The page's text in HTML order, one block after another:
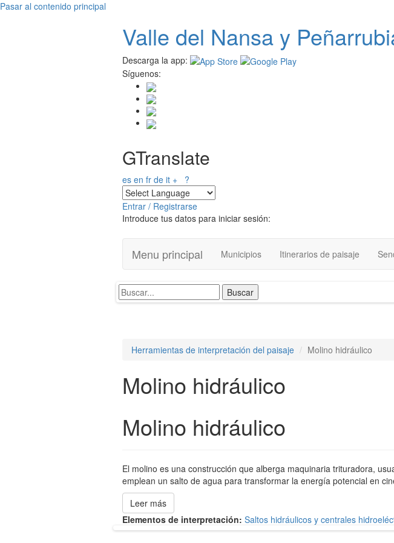
Pasar al contenido principal
Valle del Nansay
Descarga la app:
Síguenos:
GTranslate
es en fr de it + ?
Entrar / Registrarse
Introduce tus datos para iniciar sesión:
Menu principal Municipios Itinerarios de paisaje
Herramientas de interpretación del paisaje Molino hidráulico
Molino hidráulico
Molino hidráulico
El molino es una construcción que alberga maquinaria trituradora,
emplean un salto de agua para transformar la energía potencial en
Leer más
Elementos de interpretación: Saltos hidráulicos y centrales